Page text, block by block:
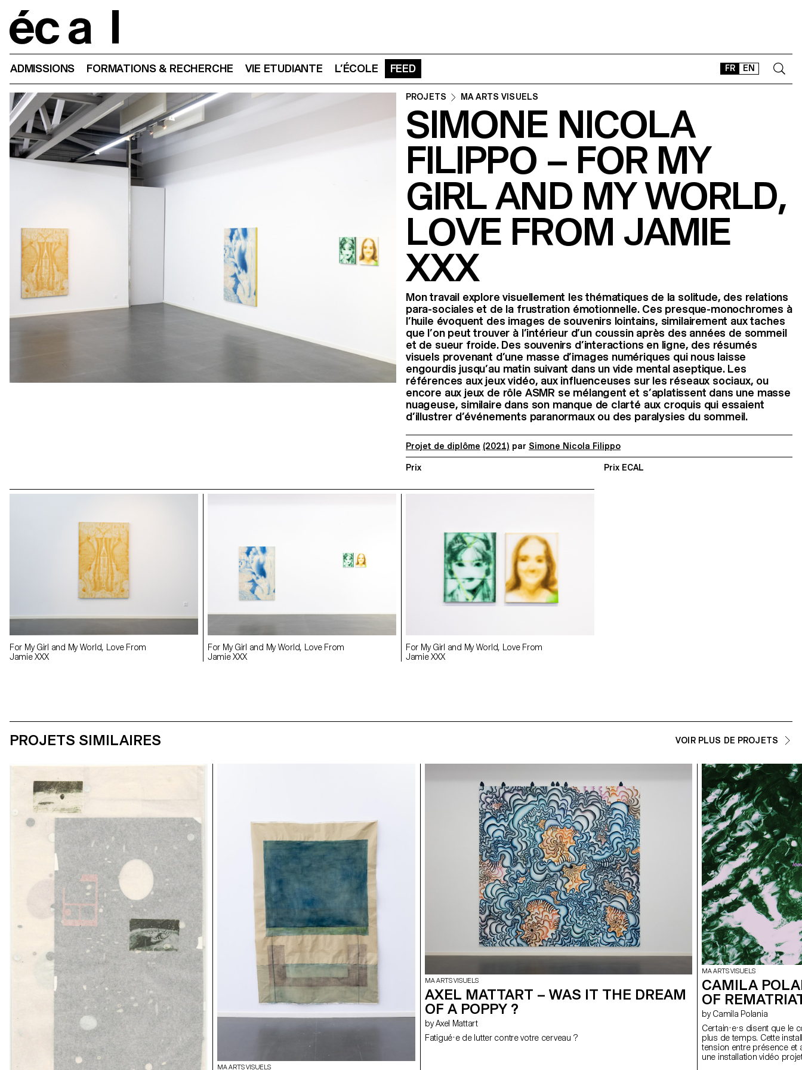
FR EN
ADMISSIONS FORMATIONS & RECHERCHE VIE ETUDIANTE L’ÉCOLE FEED
CONTACT
SHOP
TYPEFACES
OFFLINE-ONLINE
Instagram
Facebook
LinkedIn
Vimeo
PROJETS MA ARTS VISUELS
SIMONE NICOLA
FILIPPO – FOR MY
GIRL AND MY WORLD,
LOVE FROM JAMIE
XXX
Mon travail explore visuellement les thématiques de la solitude, des relations
para-sociales et de la frustration émotionnelle. Ces presque-monochromes à
l’huile évoquent des images de souvenirs lointains, similairement aux taches
que l’on peut trouver à l’intérieur d’un coussin après des années de sommeil
et de sueur froide. Des souvenirs d’interactions en ligne, des résumés
visuels provenant d’une masse d’images numériques qui nous laisse
engourdis jusqu’au matin suivant dans un vide mental aseptique. Les
références aux jeux vidéo, aux influenceuses sur les réseaux sociaux, ou
encore aux jeux de rôle ASMR se mélangent et s’aplatissent dans une masse
nuageuse, similaire dans son manque de clarté aux croquis qui essaient
d’illustrer d’événements paranormaux ou des paralysies du sommeil.
Projet de diplôme (2021) par Simone Nicola Filippo
Prix Prix ECAL
For My Girl and My World, Love From
Jamie XXX
For My Girl and My World, Love From
Jamie XXX
For My Girl and My World, Love From
Jamie XXX
PROJETS SIMILAIRES VOIR PLUS DE PROJETS
MA ARTS VISUELS
MA ARTS VISUELS
AXEL MATTART – WAS IT THE DREAM
OF A POPPY ?
by Axel Mattart
Fatigué·e de lutter contre votre cerveau ?
MA ARTS VISUELS
CAMILA
OF
by Camila Polania
Certain·e·s disent que le
plus de temps. Cette
tension entre présence et
une installation vidéo